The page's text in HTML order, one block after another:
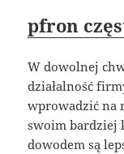
pfron
W dowolnej
działalność
wprowadzić na
swoim bardziej
dowodem są